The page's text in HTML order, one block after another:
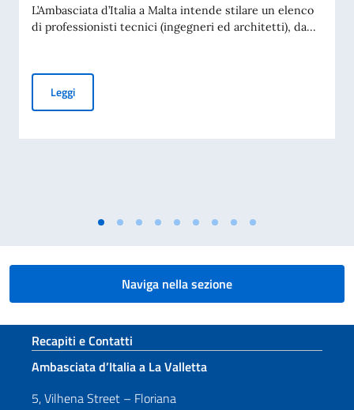
L’Ambasciata d’Italia a Malta intende stilare un elenco
di professionisti tecnici (ingegneri ed architetti), da...
LeggiAVVISO ESPLORATIVO DI MANIFESTAZIONE DI
Naviga nella sezione
Sezione footer
Recapiti e Contatti
Ambasciata d’Italia a La Valletta
5, Vilhena Street – Floriana